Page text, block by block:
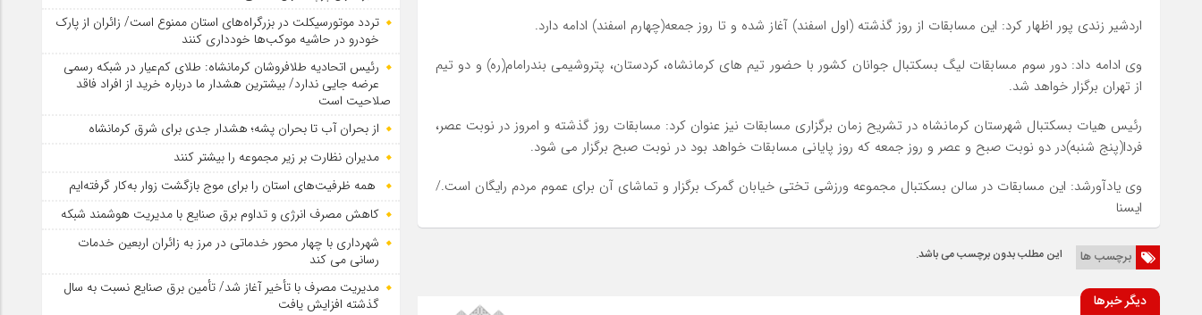
اردشیر زندی پور اظهار کرد: این مسابقات از روز گذشته (اول اسفند) آغاز شده و تا روز جمعه(چهارم اسفند) ادامه دارد.
وی ادامه داد: دور سوم مسابقات لیگ بسکتبال جوانان کشور با حضور تیم های کرمانشاه، کردستان، پتروشیمی بندرامام(ره) و دو تیم
از تهران برگزار خواهد شد.
رئیس هیات بسکتبال شهرستان کرمانشاه در تشریح زمان برگزاری مسابقات نیز عنوان کرد: مسابقات روز گذشته و امروز در نوبت عصر،
فردا(پنج شنبه)در دو نوبت صبح و عصر و روز جمعه که روز پایانی مسابقات خواهد بود در نوبت صبح برگزار می شود.
وی یادآورشد: این مسابقات در سالن بسکتبال مجموعه ورزشی تختی خیابان گمرک برگزار و تماشای آن برای عموم مردم رایگان است./
ایسنا
برچسب ها این مطلب بدون برچسب می باشد.
دیگر خبرها
تردد موتورسیکلت در بزرگراه‌های استان ممنوع است/ زائران از پارک
خودرو در حاشیه موکب‌ها خودداری کنند
رئیس اتحادیه طلافروشان کرمانشاه: طلای کم‌عیار در شبکه رسمی
عرضه جایی ندارد/ بیشترین هشدار ما درباره خرید از افراد فاقد
صلاحیت است
از بحران آب تا بحران پشه؛ هشدار جدی برای شرق کرمانشاه
مدیران نظارت بر زیر مجموعه را بیشتر کنند
همه ظرفیت‌های استان را برای موج بازگشت زوار به‌کار گرفته‌ایم
کاهش مصرف انرژی و تداوم برق صنایع با مدیریت هوشمند شبکه
شهرداری با چهار محور خدماتی در مرز به زائران اربعین خدمات
رسانی می کند
مدیریت مصرف با تأخیر آغاز شد/ تأمین برق صنایع نسبت به سال
گذشته افزایش یافت